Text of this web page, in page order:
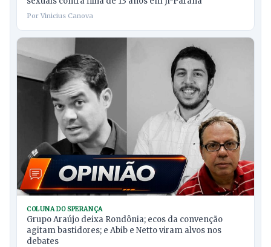
Por Vinicius Canova
COLUNA DO SPERANÇA
Grupo Araújo deixa Rondônia; ecos da convenção
agitam bastidores; e Abib e Netto viram alvos nos
debates